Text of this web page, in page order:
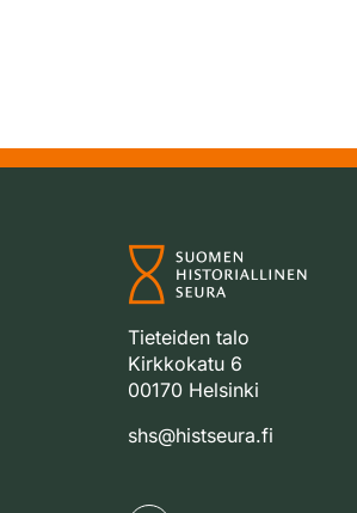
Tieteiden talo
Kirkkokatu 6
00170 Helsinki
shs@histseura.fi